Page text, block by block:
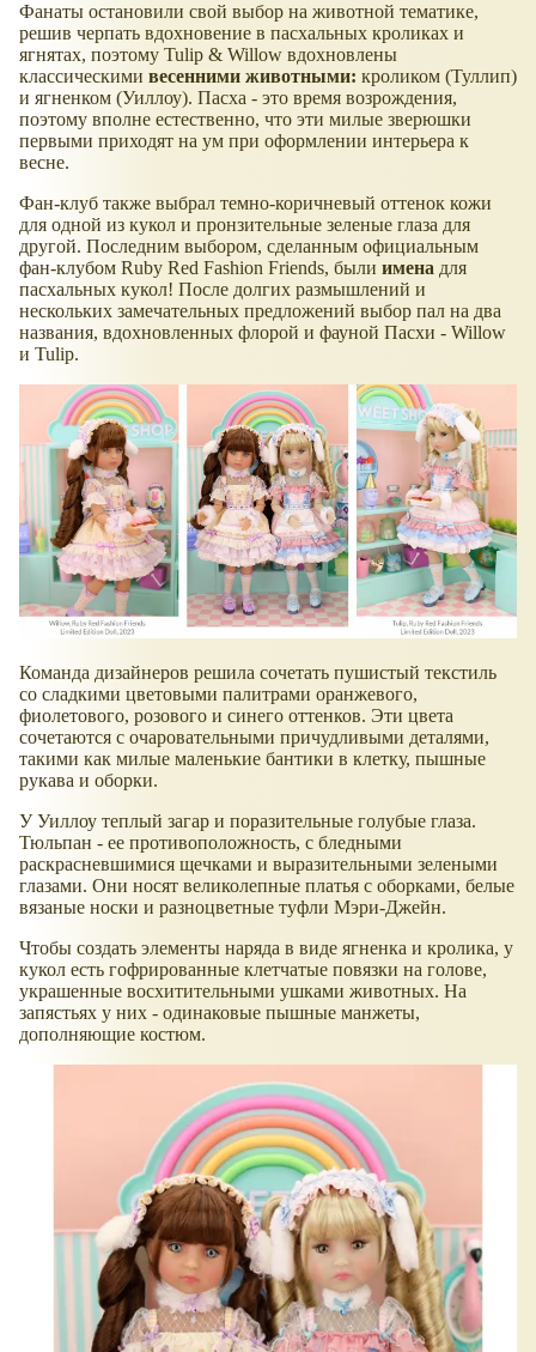
Фанаты остановили свой выбор на животной тематике,
решив черпать вдохновение в пасхальных кроликах и
ягнятах, поэтому Tulip & Willow вдохновлены
классическими весенними животными: кроликом (Туллип)
и ягненком (Уиллоу). Пасха - это время возрождения,
поэтому вполне естественно, что эти милые зверюшки
первыми приходят на ум при оформлении интерьера к
весне.
Фан-клуб также выбрал темно-коричневый оттенок кожи
для одной из кукол и пронзительные зеленые глаза для
другой. Последним выбором, сделанным официальным
фан-клубом Ruby Red Fashion Friends, были имена для
пасхальных кукол! После долгих размышлений и
нескольких замечательных предложений выбор пал на два
названия, вдохновленных флорой и фауной Пасхи - Willow
и Tulip.
Команда дизайнеров решила сочетать пушистый текстиль
со сладкими цветовыми палитрами оранжевого,
фиолетового, розового и синего оттенков. Эти цвета
сочетаются с очаровательными причудливыми деталями,
такими как милые маленькие бантики в клетку, пышные
рукава и оборки.
У Уиллоу теплый загар и поразительные голубые глаза.
Тюльпан - ее противоположность, с бледными
раскрасневшимися щечками и выразительными зелеными
глазами. Они носят великолепные платья с оборками, белые
вязаные носки и разноцветные туфли Мэри-Джейн.
Чтобы создать элементы наряда в виде ягненка и кролика, у
кукол есть гофрированные клетчатые повязки на голове,
украшенные восхитительными ушками животных. На
запястьях у них - одинаковые пышные манжеты,
дополняющие костюм.